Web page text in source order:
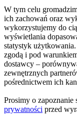
W tym celu
ich zachowań oraz
wykorzystujemy do
wyświetlania
statystyk
zgodą i pod
dostawcy –
zewnętrznych
pośrednictwem ich
Prosimy o zapoznanie
prywatności przed